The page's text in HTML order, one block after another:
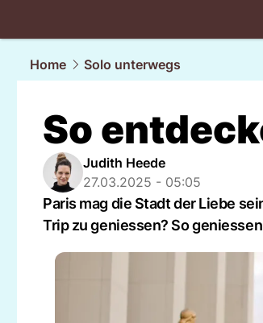
Home
Solo unterwegs
So
Judith Heede
27.03.2025 - 05:05
Paris mag die Stadt der Liebe
Trip zu geniessen? So